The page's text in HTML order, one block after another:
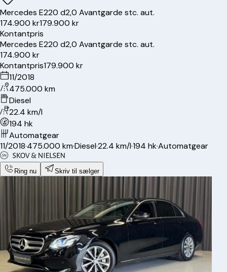
Mercedes E220 d2,0 Avantgarde stc. aut.
174.900 kr179.900 kr
Kontantpris
Mercedes E220 d2,0 Avantgarde stc. aut.
174.900 kr
Kontantpris179.900 kr
11/2018
475.000 km
Diesel
22.4 km/l
194 hk
Automatgear
11/2018·475.000 km·Diesel·22.4 km/l·194 hk·Automatgear
Ring nu Skriv til sælger